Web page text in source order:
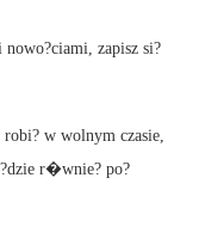
zapisz si?
w wolnym czasie,
r�wnie? po?